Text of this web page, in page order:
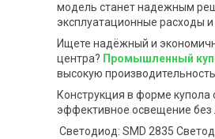
модель станет надежным
эксплуатационные расходы
Ищете надёжный и
центра? Промышленный
высокую
Конструкция в форме купола
эффективное освещение без
Светодиод: SMD 2835